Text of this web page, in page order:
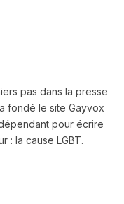
pas dans la presse
fondé le site Gayvox
pour écrire
: la cause LGBT.